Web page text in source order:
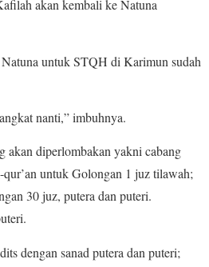
akan kembali ke Natuna
untuk STQH di Karimun sudah
nanti,” imbuhnya.
akan diperlombakan yakni cabang
untuk Golongan 1 juz tilawah;
30 juz, putera dan puteri.
dengan sanad putera dan puteri;